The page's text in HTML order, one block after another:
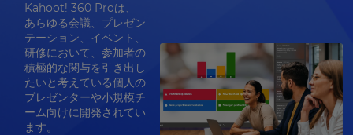
Kahoot! 360 Proは、
あらゆる会議、プレゼン
テーション、イベント、
研修において、参加者の
積極的な関与を引き出し
たいと考えている個人の
プレゼンターや小規模チ
ーム向けに開発されてい
ます。